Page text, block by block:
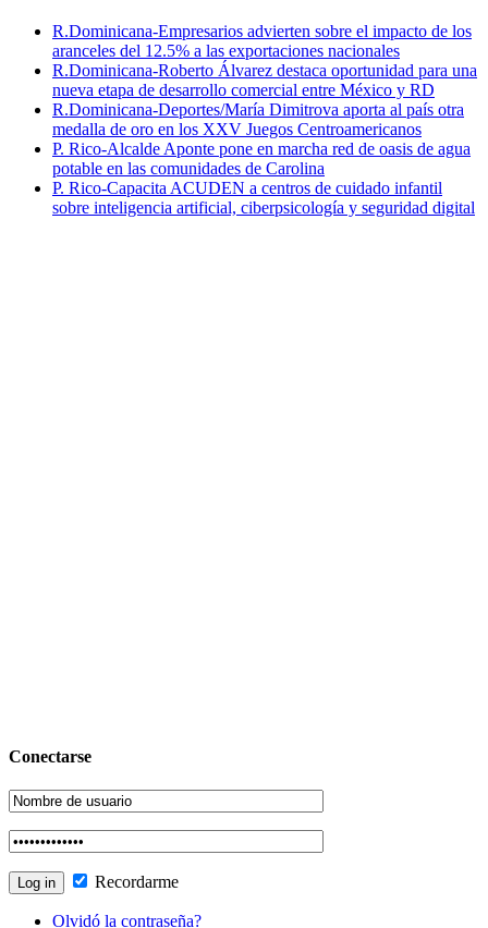
R.Dominicana-Empresarios advierten sobre el impacto de los
aranceles del 12.5% a las exportaciones nacionales
R.Dominicana-Roberto Álvarez destaca oportunidad para una
nueva etapa de desarrollo comercial entre México y RD
R.Dominicana-Deportes/María Dimitrova aporta al país otra
medalla de oro en los XXV Juegos Centroamericanos
P. Rico-Alcalde Aponte pone en marcha red de oasis de agua
potable en las comunidades de Carolina
P. Rico-Capacita ACUDEN a centros de cuidado infantil
sobre inteligencia artificial, ciberpsicología y seguridad digital
Conectarse
Recordarme
Olvidó la contraseña?